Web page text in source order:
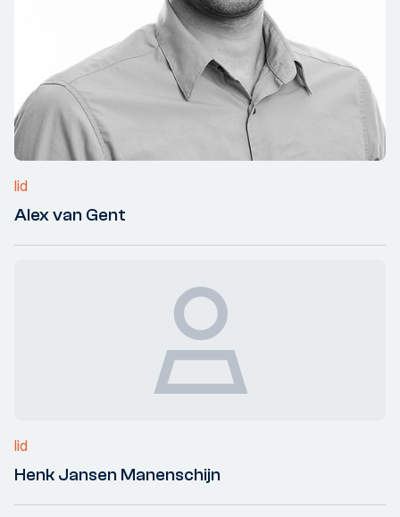
lid
Alex van Gent
lid
Henk Jansen Manenschijn